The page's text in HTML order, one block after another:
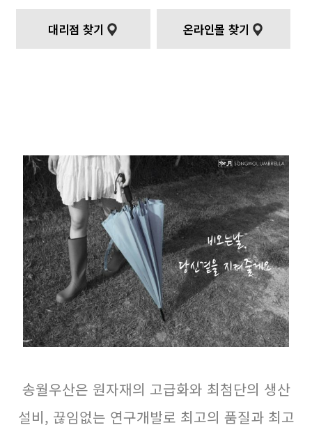
대리점 찾기 온라인몰 찾기
송월우산은 원자재의 고급화와 최첨단의 생산
설비, 끊임없는 연구개발로 최고의 품질과 최고